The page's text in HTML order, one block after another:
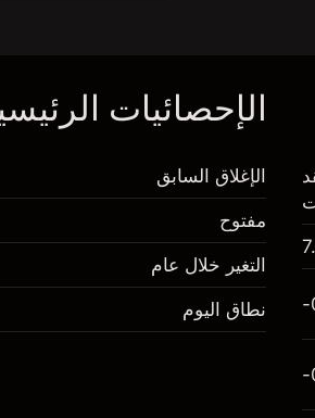
-
-
الإحصائيات
الإغلاق السابق
مفتوح
التغير خلال عام
نطاق اليوم